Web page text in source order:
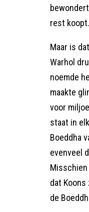
rest koopt.
Maar is
Warhol
noemde
maakte
voor
staat in
Boeddha
evenveel
dat
de